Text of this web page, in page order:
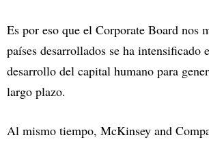
Es por eso que el Corporate Board nos
países desarrollados se ha intensificado
desarrollo del capital humano para
largo plazo.
Al mismo tiempo, McKinsey and